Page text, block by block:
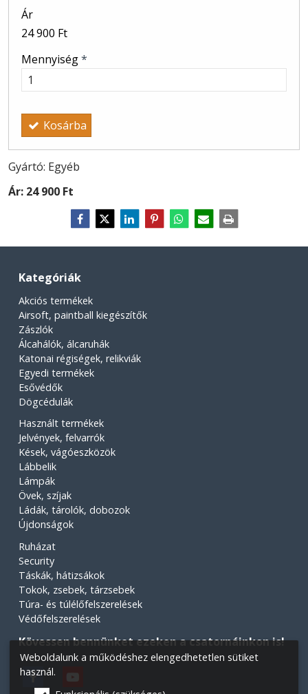
Ár
24 900 Ft
Mennyiség*
Kosárba
Gyártó: Egyéb
Ár: 24 900 Ft
Kategóriák
Akciós termékek
Airsoft, paintball kiegészítők
Zászlók
Álcahálók, álcaruhák
Katonai régiségek, relikviák
Egyedi termékek
Esővédők
Dögcédulák
Használt termékek
Jelvények, felvarrók
Kések, vágóeszközök
Lábbelik
Lámpák
Övek, szíjak
Ládák, tárolók, dobozok
Újdonságok
Ruházat
Security
Táskák, hátizsákok
Tokok, zsebek, tárzsebek
Túra- és túlélőfelszerelések
Védőfelszerelések
Kövessen bennünket ezeken a csatornáinkon is!
Weboldalunk a működéshez elengedhetetlen sütiket
használ.